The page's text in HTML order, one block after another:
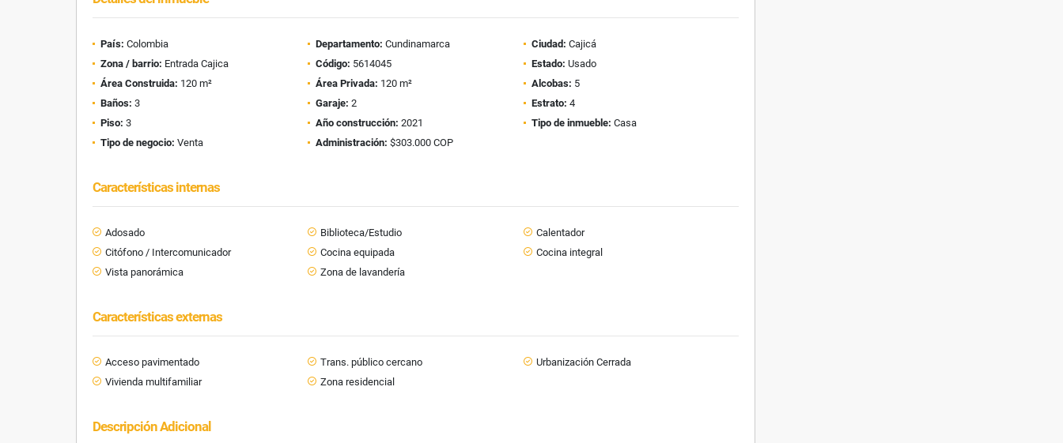
País: Colombia Departamento: Cundinamarca Ciudad: Cajicá
Zona / barrio: Entrada Cajica Código: 5614045 Estado: Usado
Área Construida: 120 m² Área Privada: 120 m² Alcobas: 5
Baños: 3 Garaje: 2 Estrato: 4
Piso: 3 Año construcción: 2021 Tipo de inmueble: Casa
Tipo de negocio: Venta Administración: $303.000 COP
Características internas
Adosado Biblioteca/Estudio
Calentador
Citófono / Intercomunicador
Cocina equipada
Cocina integral
Vista panorámica
Zona de lavandería
Características externas
Acceso pavimentado Trans. público cercano
Urbanización Cerrada
Vivienda multifamiliar
Zona residencial
Descripción Adicional